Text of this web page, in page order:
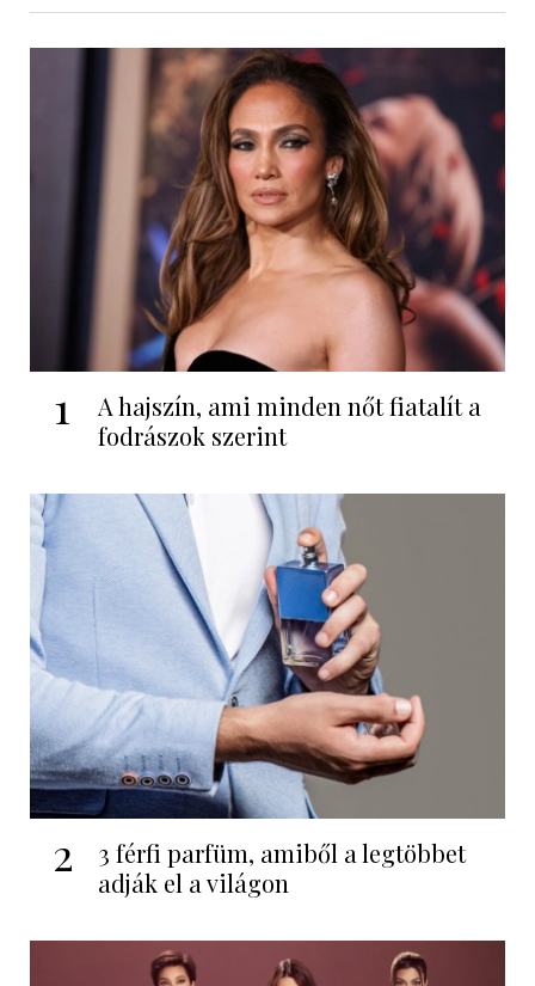
1
A hajszín, ami minden nőt fiatalít a
fodrászok szerint
2
3 férfi parfüm, amiből a legtöbbet
adják el a világon